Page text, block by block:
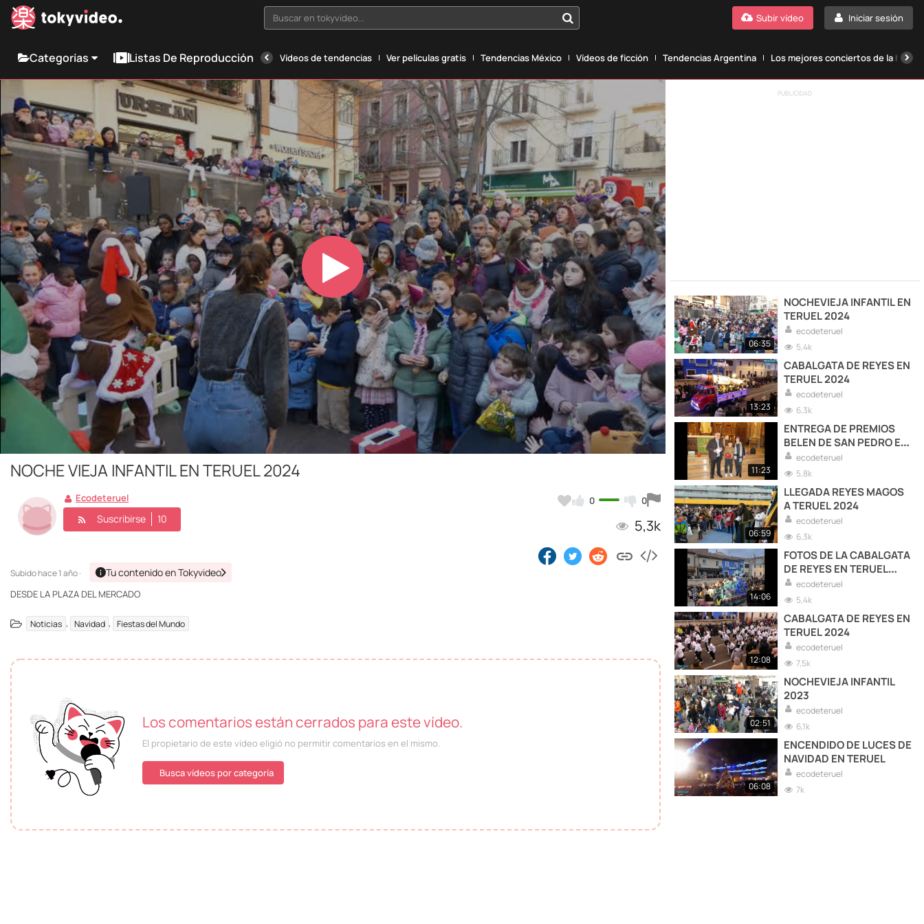
Buscar en tokyvideo... Iniciar sesión
Subir vídeo
Categorías Listas De Reproducción Vídeos de tendencias Ver películas gratis Tendencias México Vídeos de ficción Tendencias Argentina Los mejores conciertos de la
Play
Video
NOCHE VIEJA INFANTIL EN TERUEL 2024
0 0
5,3k
Ecodeteruel
Suscribirse 10
Subidohace 1 año · Tu contenido en Tokyvideo
DESDE LA PLAZA DEL MERCADO
Noticias , Navidad , Fiestas del Mundo
Los comentarios están cerrados para este vídeo.
El propietario de este vídeo eligió no permitir comentarios en el mismo.
Busca vídeos por categoría
PUBLICIDAD
06:35
NOCHEVIEJA INFANTIL EN
TERUEL 2024
ecodeteruel
5,4k
13:23
CABALGATA DE REYES EN
TERUEL 2024
ecodeteruel
6,3k
11:23
ENTREGA DE PREMIOS
BELEN DE SAN PEDRO EN
TERUEL
ecodeteruel
5,8k
06:59
LLEGADA REYES MAGOS
A TERUEL 2024
ecodeteruel
6,3k
14:06
FOTOS DE LA CABALGATA
DE REYES EN TERUEL
2024ecodeteruel
5,4k
12:08
CABALGATA DE REYES EN
TERUEL 2024
ecodeteruel
7,5k
02:51
NOCHEVIEJA INFANTIL
2023
ecodeteruel
6,1k
06:08
ENCENDIDO DE LUCES DE
NAVIDAD EN TERUEL
ecodeteruel
7k